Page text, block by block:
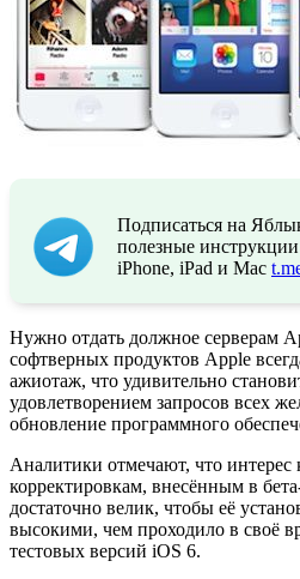
Подписаться на
полезные инструкции
iPhone, iPad и Mac
Нужно отдать должное серверам
софтверных продуктов Apple
ажиотаж, что удивительно
удовлетворением запросов всех
обновление программного
Аналитики отмечают, что интерес
корректировкам, внесённым в
достаточно велик, чтобы её
высокими, чем проходило в своё
тестовых версий iOS 6.